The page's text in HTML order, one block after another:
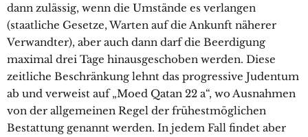
dann zulässig, wenn die Umstände es verlangen
(staatliche Gesetze, Warten auf die Ankunft näherer
Verwandter), aber auch dann darf die Beerdigung
maximal drei Tage hinausgeschoben werden. Diese
zeitliche Beschränkung lehnt das progressive Judentum
ab und verweist auf „Moed Qatan 22 a“, wo Ausnahmen
von der allgemeinen Regel der frühestmöglichen
Bestattung genannt werden. In jedem Fall findet aber